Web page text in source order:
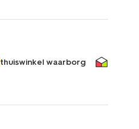
thuiswinkel waarborg